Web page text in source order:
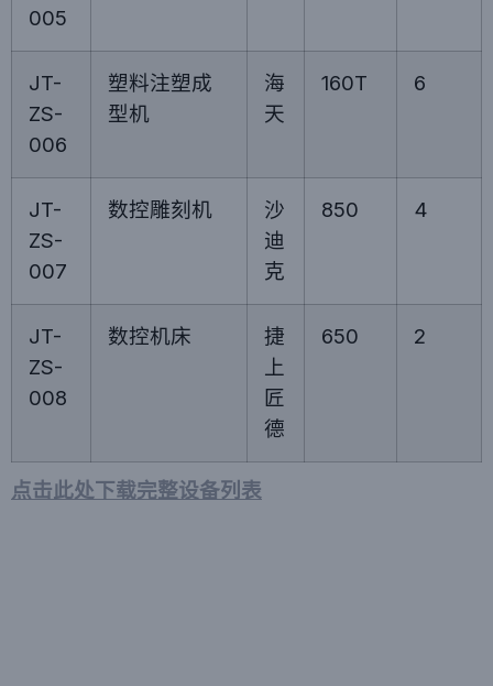
005
JT-
ZS-
006
塑料注塑成
型机
海
天
160T 6
JT-
ZS-
007
数控雕刻机
沙
迪
克
850 4
JT-
ZS-
008
数控机床
捷
上
匠
德
650 2
点击此处下载完整设备列表